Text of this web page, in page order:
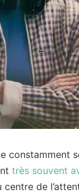
constamment
très souvent
centre de